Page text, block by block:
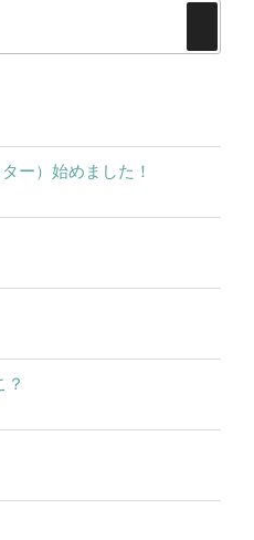
索
ー）始めました！